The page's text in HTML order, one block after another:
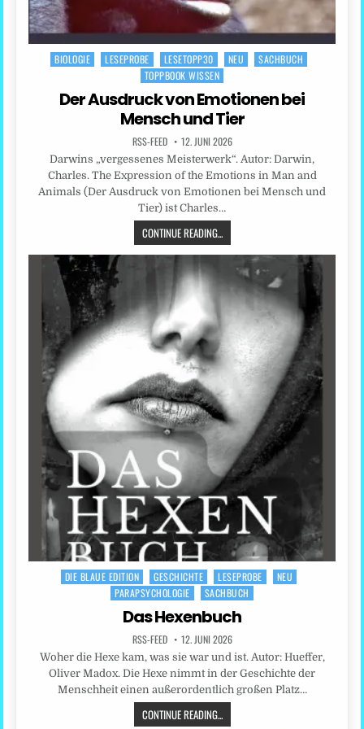
Posted
BIOLOGIE LESEPROBE LESETOPP30 NEU
SACHBUCH
TOPPBOOK WISSEN
Der Ausdruck von Emotionen bei
Mensch und Tier
RSS-FEED 12. JUNI 2026
Darwins „vergessenes Meisterwerk“. Autor: Darwin,
Charles. The Expression of the Emotions in Man and
Animals (Der Ausdruck von Emotionen bei Mensch und
Tier) ist Charles…
CONTINUE READING...
Posted
DIE BLAUE EDITION GESCHICHTE LESEPROBE
NEU
PARAPSYCHOLOGIE
SACHBUCH
Das Hexenbuch
RSS-FEED 12. JUNI 2026
Woher die Hexe kam, was sie war und ist. Autor: Hueffer,
Oliver Madox. Die Hexe nimmt in der Geschichte der
Menschheit einen außerordentlich großen Platz…
CONTINUE READING...